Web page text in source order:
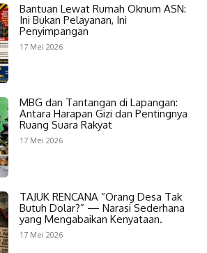
Bantuan Lewat Rumah Oknum ASN:
Ini Bukan Pelayanan, Ini
Penyimpangan
17 Mei 2026
MBG dan Tantangan di Lapangan:
Antara Harapan Gizi dan Pentingnya
Ruang Suara Rakyat
17 Mei 2026
TAJUK RENCANA “Orang Desa Tak
Butuh Dolar?” — Narasi Sederhana
yang Mengabaikan Kenyataan.
17 Mei 2026